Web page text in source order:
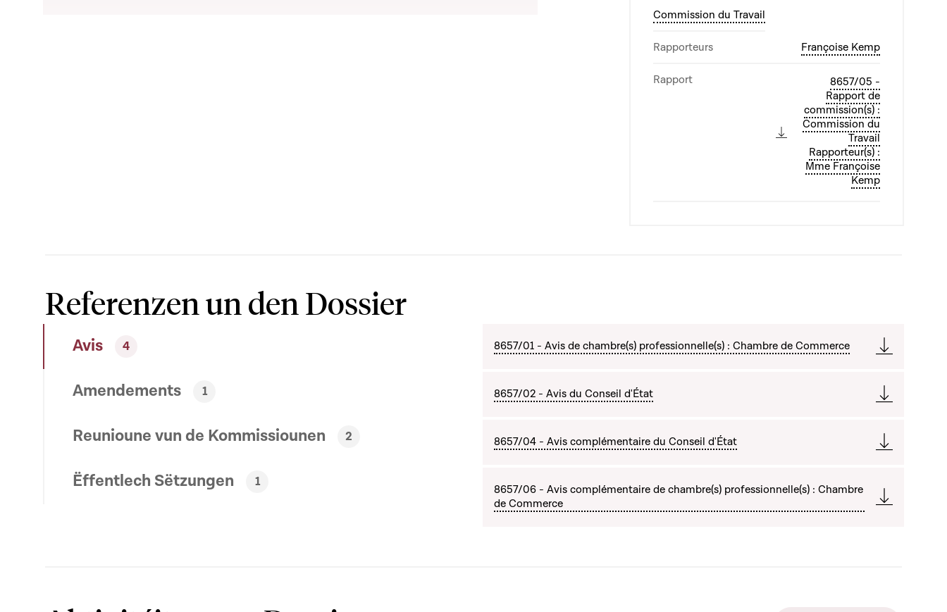
Commission du Travail
Rapporteurs Françoise Kemp
Rapport
8657/05 -
Rapport de
commission(s) :
Commission du
Travail
Rapporteur(s) :
Mme Françoise
Kemp
Referenzen un den Dossier
Avis 4
Amendements 1
Reunioune vun de Kommissiounen 2
Ëffentlech Sëtzungen 1
8657/01 - Avis de chambre(s) professionnelle(s) : Chambre de Commerce
8657/02 - Avis du Conseil d'État
8657/04 - Avis complémentaire du Conseil d'État
8657/06 - Avis complémentaire de chambre(s) professionnelle(s) : Chambre
de Commerce